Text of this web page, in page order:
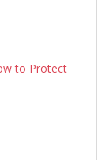
to Protect